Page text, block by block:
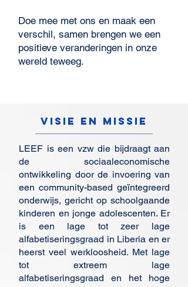
Doe mee met ons en maak een
verschil, samen brengen we een
positieve veranderingen in onze
wereld teweeg.
Visie en Missie
LEEF is een vzw die bijdraagt aan
de sociaaleconomische
ontwikkeling door de invoering van
een community-based geïntegreerd
onderwijs, gericht op schoolgaande
kinderen en jonge adolescenten. Er
is een lage tot zeer lage
alfabetiseringsgraad in Liberia en er
heerst veel werkloosheid. Met lage
tot extreem lage
alfabetiseringsgraad en het hoge